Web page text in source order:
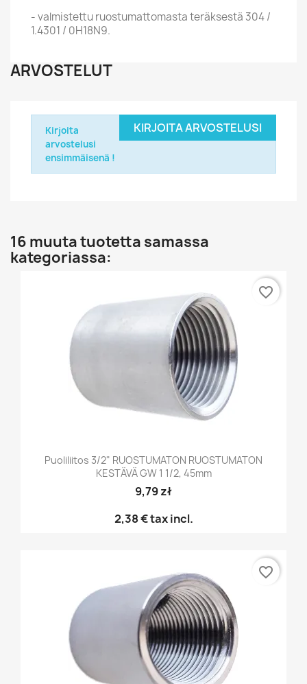
- valmistettu ruostumattomasta teräksestä 304 /
1.4301 / 0H18N9.
ARVOSTELUT
KIRJOITA ARVOSTELUSI
Kirjoita
arvostelusi
ensimmäisenä !
16 muuta tuotetta samassa
kategoriassa:
Puoliliitos 3/2" RUOSTUMATON RUOSTUMATON
KESTÄVÄ GW 1 1/2, 45mm
9,79 zł
2,38 €tax incl.
favorite_border
favorite_border